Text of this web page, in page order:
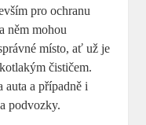
pro ochranu
něm mohou
místo, ať už je
čističem.
auta a případně i
podvozky.